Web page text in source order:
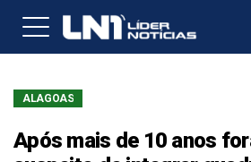
ALAGOAS
Após mais de 10 anos